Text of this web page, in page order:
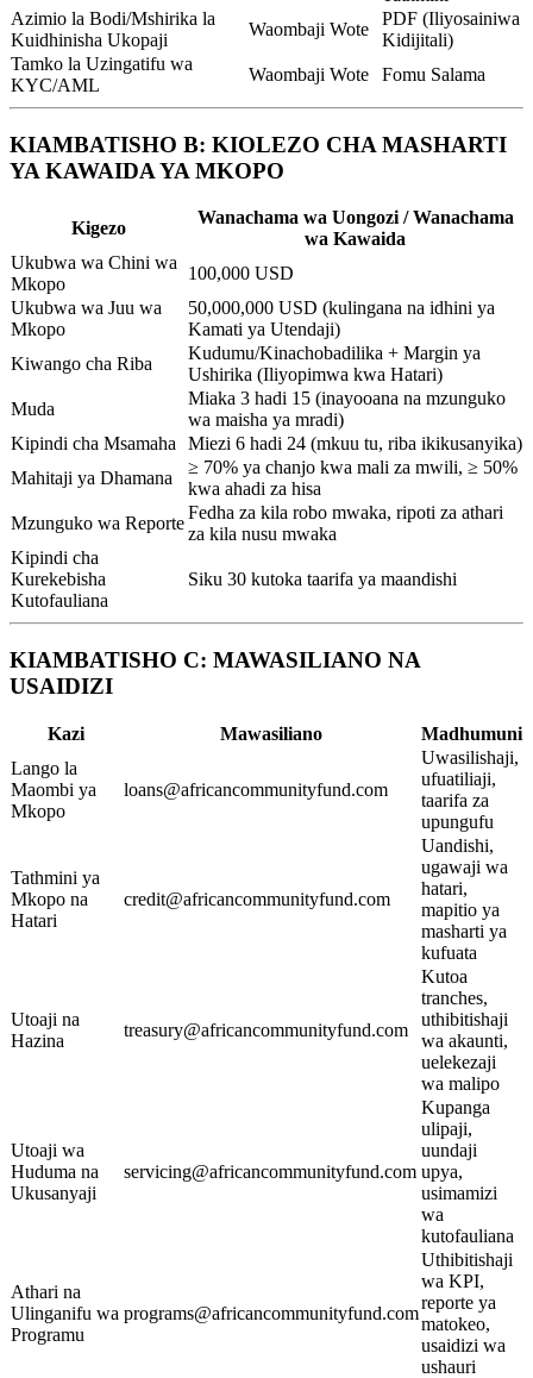
Azimio la Bodi/Mshirika la
Kuidhinisha Ukopaji
Waombaji Wote
PDF (Iliyosainiwa
Kidijitali)
Tamko la Uzingatifu wa
KYC/AML
Waombaji Wote Fomu Salama
KIAMBATISHO B: KIOLEZO CHA MASHARTI
YA KAWAIDA YA MKOPO
Kigezo
Wanachama wa Uongozi / Wanachama
wa Kawaida
Ukubwa wa Chini wa
Mkopo
100,000 USD
Ukubwa wa Juu wa
Mkopo
50,000,000 USD (kulingana na idhini ya
Kamati ya Utendaji)
Kiwango cha Riba
Kudumu/Kinachobadilika + Margin ya
Ushirika (Iliyopimwa kwa Hatari)
Muda
Miaka 3 hadi 15 (inayooana na mzunguko
wa maisha ya mradi)
Kipindi cha Msamaha Miezi 6 hadi 24 (mkuu tu, riba ikikusanyika)
Mahitaji ya Dhamana
≥ 70% ya chanjo kwa mali za mwili, ≥ 50%
kwa ahadi za hisa
Mzunguko wa Reporte
Fedha za kila robo mwaka, ripoti za athari
za kila nusu mwaka
Kipindi cha
Kurekebisha
Kutofauliana
Siku 30 kutoka taarifa ya maandishi
KIAMBATISHO C: MAWASILIANO NA
USAIDIZI
Kazi Mawasiliano
Madhumuni
Lango la
Maombi ya
Mkopo
loans@africancommunityfund.com
Uwasilishaji,
ufuatiliaji,
taarifa za
upungufu
Tathmini ya
Mkopo na
Hatari
credit@africancommunityfund.com
Uandishi,
ugawaji wa
hatari,
mapitio ya
masharti ya
kufuata
Utoaji na
Hazina
treasury@africancommunityfund.com
Kutoa
tranches,
uthibitishaji
wa akaunti,
uelekezaji
wa malipo
Utoaji wa
Huduma na
Ukusanyaji
servicing@africancommunityfund.com
Kupanga
ulipaji,
uundaji
upya,
usimamizi
wa
kutofauliana
Athari na
Ulinganifu wa
Programu
programs@africancommunityfund.com
Uthibitishaji
wa KPI,
reporte ya
matokeo,
usaidizi wa
ushauri